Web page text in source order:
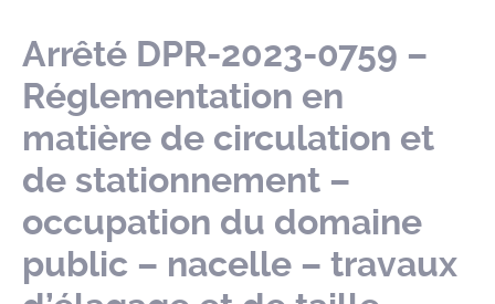
Arrêté DPR-2023-0759 –
Réglementation en
matière de circulation et
de stationnement –
occupation du domaine
public – nacelle – travaux